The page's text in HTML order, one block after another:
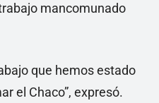
mancomunado
que hemos estado
el Chaco”, expresó.